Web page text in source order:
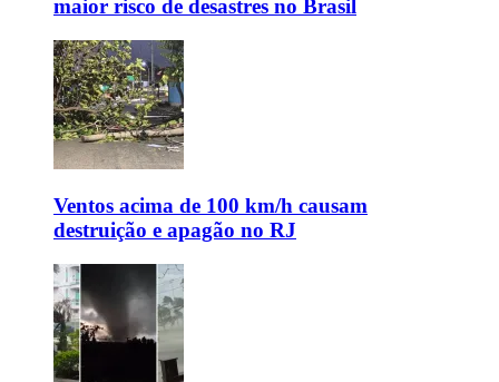
maior risco de desastres no Brasil
Ventos acima de 100 km/h causam
destruição e apagão no RJ